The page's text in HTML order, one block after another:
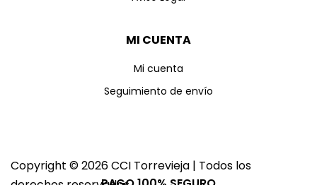
MI CUENTA
Mi cuenta
Seguimiento de envío
Copyright © 2026 CCI Torrevieja | Todos los